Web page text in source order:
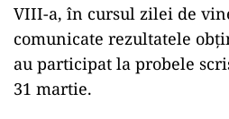
VIII-a, în cursul zilei de
comunicate rezultatele
au participat la probele
31 martie.